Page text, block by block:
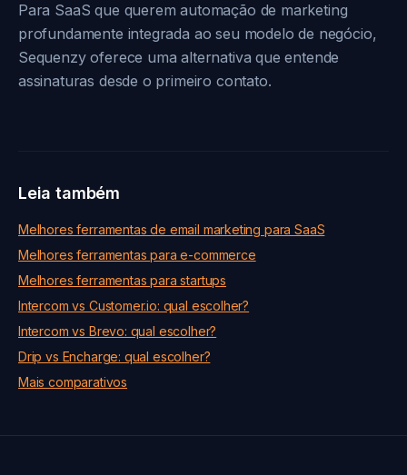
Para SaaS que querem automação de marketing
profundamente integrada ao seu modelo de negócio,
Sequenzy oferece uma alternativa que entende
assinaturas desde o primeiro contato.
Leia também
Melhores ferramentas de email marketing para SaaS
Melhores ferramentas para e-commerce
Melhores ferramentas para startups
Intercom vs Customer.io: qual escolher?
Intercom vs Brevo: qual escolher?
Drip vs Encharge: qual escolher?
Mais comparativos